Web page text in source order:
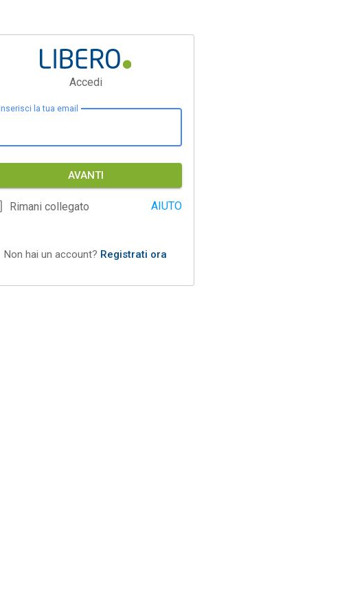
Accedi
Inserisci la tua email
AVANTI
Rimani collegato AIUTO
Non hai un account? Registrati ora